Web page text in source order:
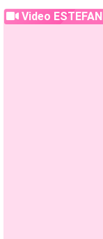
Video ESTEFANIA Masajista Profesional ! Cariñosa y